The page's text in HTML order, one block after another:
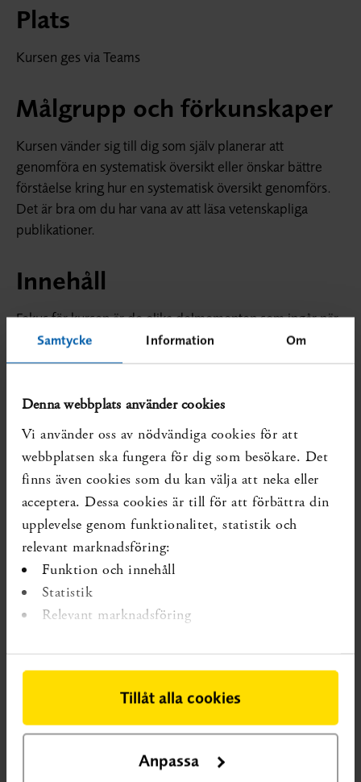
Samtycke Information Om
Denna webbplats använder cookies
Vi använder oss av nödvändiga cookies för att
webbplatsen ska fungera för dig som besökare. Det
finns även cookies som du kan välja att neka eller
acceptera. Dessa cookies är till för att förbättra din
upplevelse genom funktionalitet, statistik och
relevant marknadsföring:
Funktion och innehåll
Statistik
Relevant marknadsföring
Tillåt alla cookies
Anpassa
Plats
Kursen ges via Teams
Målgrupp och förkunskaper
Kursen vänder sig till dig som själv planerar att
genomföra en systematisk översikt eller önskar bättre
förståelse kring hur en systematisk översikt genomförs.
Det är bra om du har vana av att läsa vetenskapliga
publikationer.
Innehåll
Fokus för kursen är de olika delmomenten som ingår när
man gör en systematisk översikt om effekter av
interventioner. Vi kommer varva föreläsningar med
Förarbete
Formulera frågeställning enligt PICO
Litteratursökning
Relevansgranskning
Bedömning av risk för bias
Dataextrahering
Syntes/Metaanalys
Evidensgradering
igenom innan kursen.
Antal platser